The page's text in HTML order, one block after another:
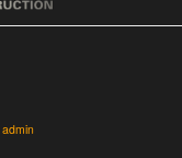
admin